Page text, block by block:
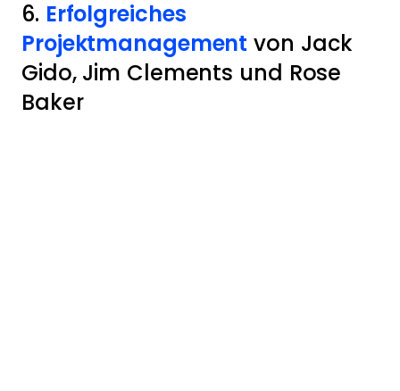
6. Erfolgreiches
Projektmanagement von Jack
Gido, Jim Clements und Rose
Baker